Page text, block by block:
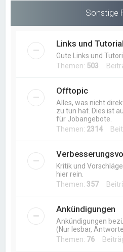
Sonstige
Links und
Gute Links und
Themen: 503
Offtopic
Alles, was nicht
zu tun hat. Dies ist
für Jobangebote.
Themen: 2314
Kritik und
hier rein.
Themen: 357
Ankündigungen
Ankündigungen
(Nur lesbar,
Themen: 76